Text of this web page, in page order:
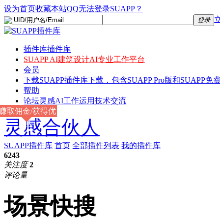
设为首页收藏本站QQ无法登录SUAPP？
登录
插件库插件库
SUAPP AI建筑设计AI专业工作平台
会员
下载SUAPP插件库下载，包含SUAPP Pro版和SUAPP免
帮助
论坛灵感AI工作运用技术交流
灵感合伙人
取佣金/获得优
惠
SUAPP插件库 首页 全部插件列表 我的插件库
6243
关注度 2
评论量
场景快搜